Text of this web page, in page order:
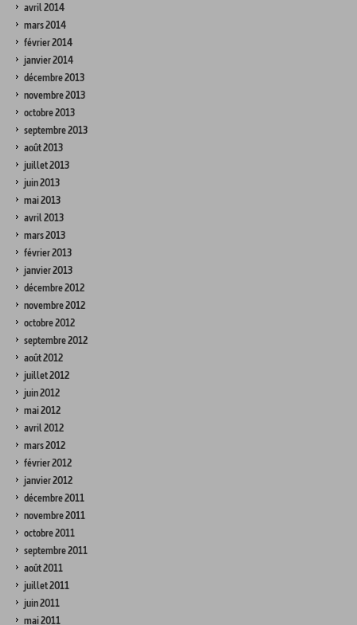
avril 2014
mars 2014
février 2014
janvier 2014
décembre 2013
novembre 2013
octobre 2013
septembre 2013
août 2013
juillet 2013
juin 2013
mai 2013
avril 2013
mars 2013
février 2013
janvier 2013
décembre 2012
novembre 2012
octobre 2012
septembre 2012
août 2012
juillet 2012
juin 2012
mai 2012
avril 2012
mars 2012
février 2012
janvier 2012
décembre 2011
novembre 2011
octobre 2011
septembre 2011
août 2011
juillet 2011
juin 2011
mai 2011